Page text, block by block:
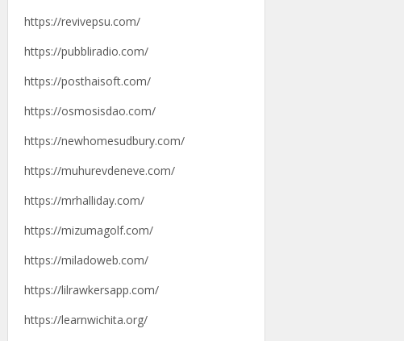
https://revivepsu.com/
https://pubbliradio.com/
https://posthaisoft.com/
https://osmosisdao.com/
https://newhomesudbury.com/
https://muhurevdeneve.com/
https://mrhalliday.com/
https://mizumagolf.com/
https://miladoweb.com/
https://lilrawkersapp.com/
https://learnwichita.org/